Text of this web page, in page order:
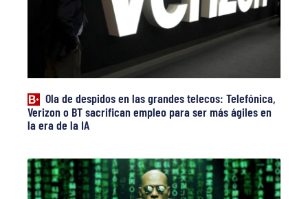
Ola de despidos en las grandes telecos: Telefónica,
Verizon o BT sacrifican empleo para ser más ágiles en
la era de la IA